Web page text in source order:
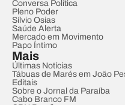
Conversa Política
Pleno Poder
Sílvio Osias
Saúde Alerta
Mercado em Movimento
Papo Íntimo
Mais
Últimas Notícias
Tábuas de Marés em João
Editais
Sobre o Jornal da Paraíba
Cabo Branco FM